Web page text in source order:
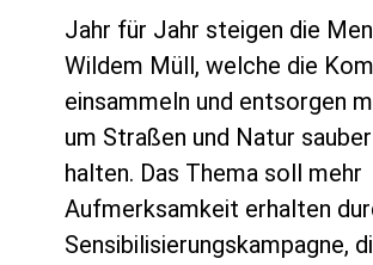
Jahr für Jahr steigen die
Wildem Müll, welche die
einsammeln und entsorgen
um Straßen und Natur
halten. Das Thema soll mehr
Aufmerksamkeit erhalten
Sensibilisierungskampagne,